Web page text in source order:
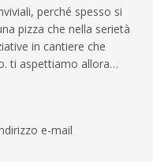
perché spesso si
pizza che nella serietà
in cantiere che
ti aspettiamo allora…
e-mail